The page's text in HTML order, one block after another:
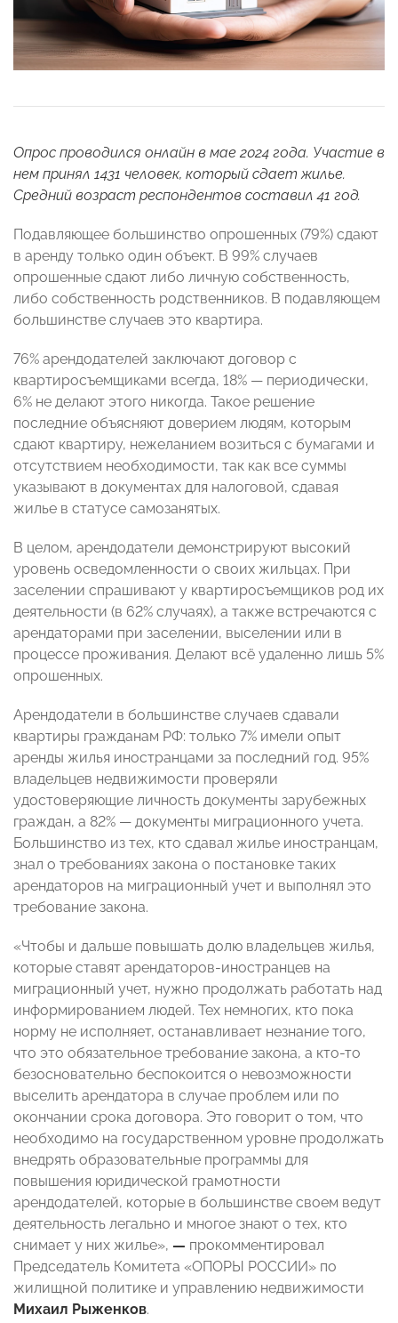
Опрос проводился онлайн в мае 2024 года. Участие в
нем принял 1431 человек, который сдает жилье.
Средний возраст респондентов составил 41 год.
Подавляющее большинство опрошенных (79%) сдают
в аренду только один объект. В 99% случаев
опрошенные сдают либо личную собственность,
либо собственность родственников. В подавляющем
большинстве случаев это квартира.
76% арендодателей заключают договор с
квартиросъемщиками всегда, 18% — периодически,
6% не делают этого никогда. Такое решение
последние объясняют доверием людям, которым
сдают квартиру, нежеланием возиться с бумагами и
отсутствием необходимости, так как все суммы
указывают в документах для налоговой, сдавая
жилье в статусе самозанятых.
В целом, арендодатели демонстрируют высокий
уровень осведомленности о своих жильцах. При
заселении спрашивают у квартиросъемщиков род их
деятельности (в 62% случаях), а также встречаются с
арендаторами при заселении, выселении или в
процессе проживания. Делают всё удаленно лишь 5%
опрошенных.
Арендодатели в большинстве случаев сдавали
квартиры гражданам РФ: только 7% имели опыт
аренды жилья иностранцами за последний год. 95%
владельцев недвижимости проверяли
удостоверяющие личность документы зарубежных
граждан, а 82% — документы миграционного учета.
Большинство из тех, кто сдавал жилье иностранцам,
знал о требованиях закона о постановке таких
арендаторов на миграционный учет и выполнял это
требование закона.
«Чтобы и дальше повышать долю владельцев жилья,
которые ставят арендаторов-иностранцев на
миграционный учет, нужно продолжать работать над
информированием людей. Тех немногих, кто пока
норму не исполняет, останавливает незнание того,
что это обязательное требование закона, а кто-то
безосновательно беспокоится о невозможности
выселить арендатора в случае проблем или по
окончании срока договора. Это говорит о том, что
необходимо на государственном уровне продолжать
внедрять образовательные программы для
повышения юридической грамотности
арендодателей, которые в большинстве своем ведут
деятельность легально и многое знают о тех, кто
снимает у них жилье», — прокомментировал
Председатель Комитета «ОПОРЫ РОССИИ» по
жилищной политике и управлению недвижимости
Михаил Рыженков.